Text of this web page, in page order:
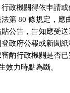
政機關得依申請
第 80 條規定，應
公告，告知應受
政府公報或新聞
酌行政機關是否
效力時點為斷。